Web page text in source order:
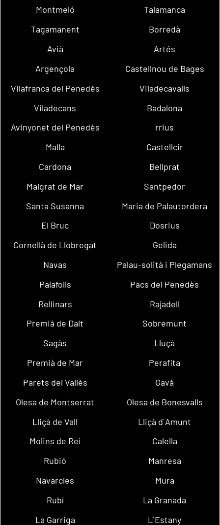
Montmeló
Talamanca
Tagamanent
Borredà
Avià
Artés
Argençola
Castellnou de Bages
Vilafranca del Penedès
Viladecavalls
Viladecans
Badalona
Avinyonet del Penedès
rrius
Malla
Castellcir
Cardona
Bellprat
Malgrat de Mar
Santpedor
Santa Susanna
Maria de Palautordera
El Bruc
Dosrius
Cornellà de Llobregat
Gelida
Navas
Palau-solità i Plegamans
Palafolls
Pacs del Penedès
Rellinars
Rajadell
Premià de Dalt
Sobremunt
Sagàs
Lluçà
Premià de Mar
Perafita
Parets del Vallès
Gavà
Olesa de Montserrat
Olesa de Bonesvalls
Lliçà de Vall
Lliçà d´Amunt
Molins de Rei
Calella
Rubió
Manresa
Navarcles
Mura
Rubí
La Granada
La Garriga
L´Estany